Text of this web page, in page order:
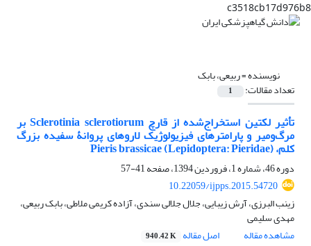
c3518cb17d976b8
نویسنده =ربیعی، بابک
تعداد مقالات: 1
تأثیر لکتین استخراج‌شده از قارچ Sclerotinia sclerotiorum بر
مرگ‌ومیر و پارامترهای فیزیولوژیک لاروهای پروانۀ سفیده بزرگ
کلم، Pieris brassicae (Lepidoptera: Pieridae)
دوره 46، شماره 1، فروردین 1394، صفحه
41-57
10.22059/ijpps.2015.54720
زینب البرزی، آرش زیبایی، جلال جلالی سندی، آزاده کریمی ملاطی، بابک ربیعی،
مهدی سلیمی
مشاهده مقاله
اصل مقاله 940.42 K